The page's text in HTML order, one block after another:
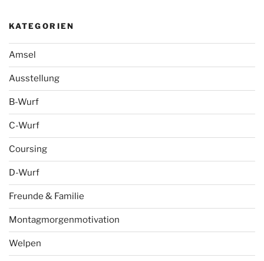
KATEGORIEN
Amsel
Ausstellung
B-Wurf
C-Wurf
Coursing
D-Wurf
Freunde & Familie
Montagmorgenmotivation
Welpen